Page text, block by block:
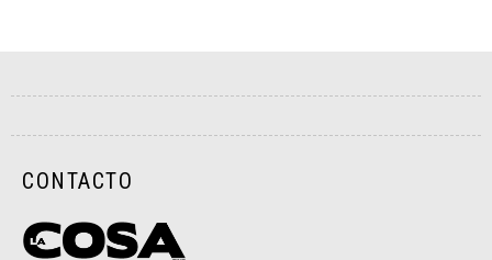
CONTACTO